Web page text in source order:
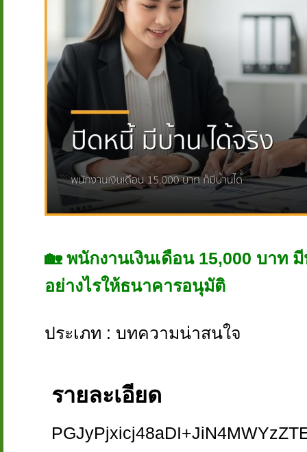
🏡 พนักงานเงินเดือน 15,000 บาท
อย่างไรให้ธนาคารอนุมัติ
ประเภท : บทความน่าสนใจ
รายละเอียด